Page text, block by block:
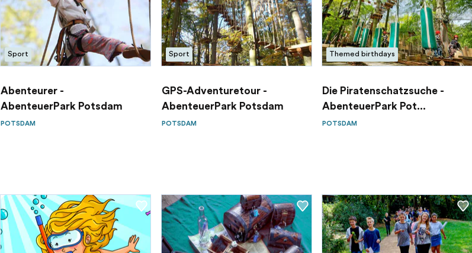
Sport
Abenteurer -
AbenteuerPark Potsdam
POTSDAM
Sport
GPS-Adventuretour -
AbenteuerPark Potsdam
POTSDAM
Themed birthdays
Die Piratenschatzsuche -
AbenteuerPark Pot...
POTSDAM